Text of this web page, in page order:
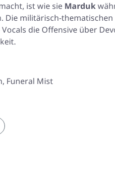
ist wie sie Marduk
Die militärisch-
die Offensive über
Funeral Mist